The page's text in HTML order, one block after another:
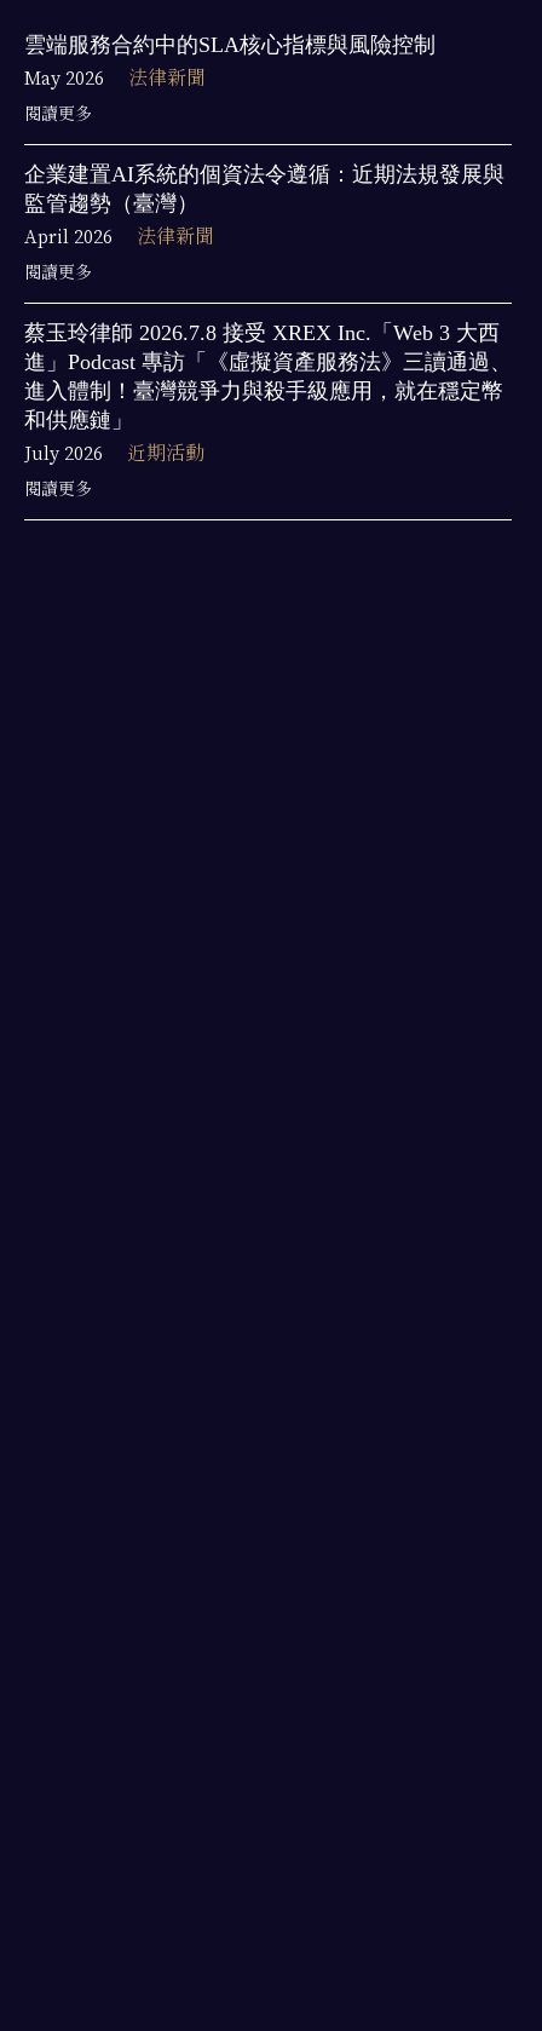
雲端服務合約中的SLA核心指標與風險控制
May 2026
法律新聞
閱讀更多
企業建置AI系統的個資法令遵循：近期法規發展與
監管趨勢（臺灣）
April 2026
法律新聞
閱讀更多
蔡玉玲律師 2026.7.8 接受 XREX Inc.「Web 3 大西
進」Podcast 專訪「《虛擬資產服務法》三讀通過、
進入體制！臺灣競爭力與殺手級應用，就在穩定幣
和供應鏈」
July 2026
近期活動
閱讀更多